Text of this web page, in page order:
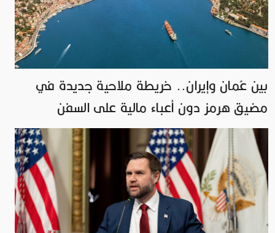
بين عُمان وإيران.. خريطة ملاحية جديدة في
مضيق هرمز دون أعباء مالية على السفن